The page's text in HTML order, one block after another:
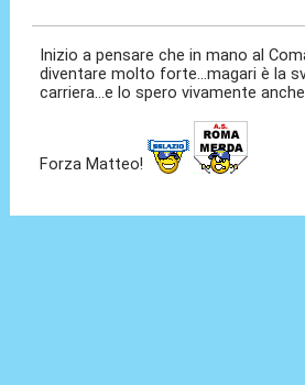
Inizio a pensare che in mano al
diventare molto forte...magari è la
carriera...e lo spero vivamente
Forza Matteo!